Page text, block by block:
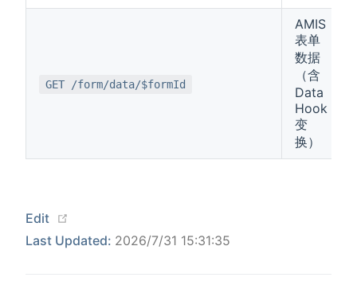
GET /form/data/$formId
AMIS
表单
数据
（含
Data
Hook
变
换）
Edit
Last Updated: 2026/7/31 15:31:35